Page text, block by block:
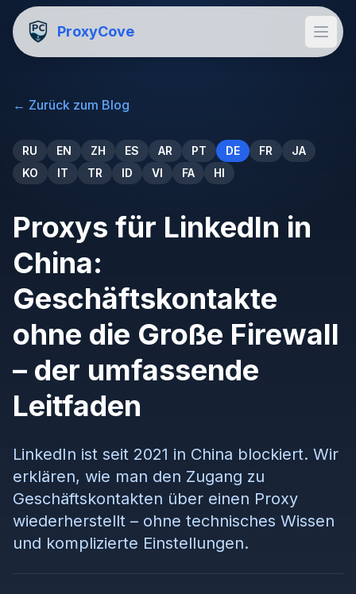
ProxyCove
← Zurück zum Blog
RU EN ZH ES AR PT DE FR
JA
KO
IT TR ID VI FA HI
Proxys für LinkedIn in
China:
Geschäftskontakte
ohne die Große Firewall
– der umfassende
Leitfaden
LinkedIn ist seit 2021 in China blockiert. Wir
erklären, wie man den Zugang zu
Geschäftskontakten über einen Proxy
wiederherstellt – ohne technisches Wissen
und komplizierte Einstellungen.